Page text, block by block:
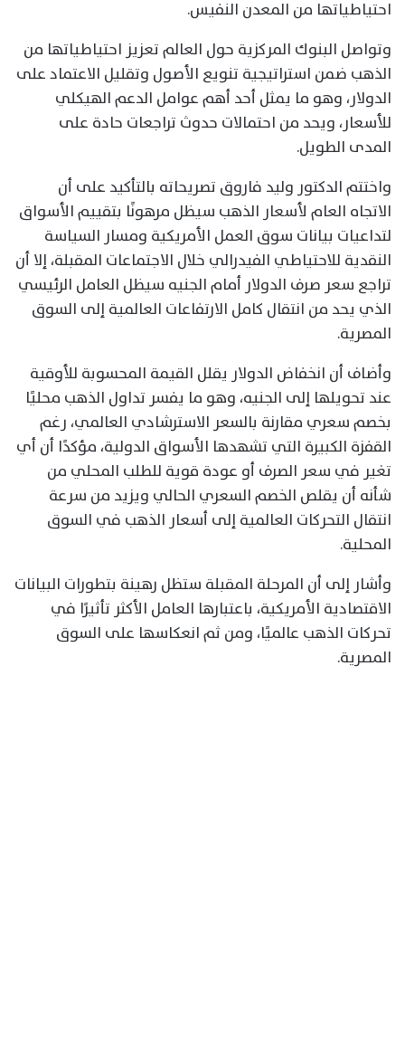
احتياطياتها من المعدن النفيس.
وتواصل البنوك المركزية حول العالم تعزيز احتياطياتها من
الذهب ضمن استراتيجية تنويع الأصول وتقليل الاعتماد على
الدولار، وهو ما يمثل أحد أهم عوامل الدعم الهيكلي
للأسعار، ويحد من احتمالات حدوث تراجعات حادة على
المدى الطويل.
واختتم الدكتور وليد فاروق تصريحاته بالتأكيد على أن
الاتجاه العام لأسعار الذهب سيظل مرهونًا بتقييم الأسواق
لتداعيات بيانات سوق العمل الأمريكية ومسار السياسة
النقدية للاحتياطي الفيدرالي خلال الاجتماعات المقبلة، إلا أن
تراجع سعر صرف الدولار أمام الجنيه سيظل العامل الرئيسي
الذي يحد من انتقال كامل الارتفاعات العالمية إلى السوق
المصرية.
وأضاف أن انخفاض الدولار يقلل القيمة المحسوبة للأوقية
عند تحويلها إلى الجنيه، وهو ما يفسر تداول الذهب محليًا
بخصم سعري مقارنة بالسعر الاسترشادي العالمي، رغم
القفزة الكبيرة التي تشهدها الأسواق الدولية، مؤكدًا أن أي
تغير في سعر الصرف أو عودة قوية للطلب المحلي من
شأنه أن يقلص الخصم السعري الحالي ويزيد من سرعة
انتقال التحركات العالمية إلى أسعار الذهب في السوق
المحلية.
وأشار إلى أن المرحلة المقبلة ستظل رهينة بتطورات البيانات
الاقتصادية الأمريكية، باعتبارها العامل الأكثر تأثيرًا في
تحركات الذهب عالميًا، ومن ثم انعكاسها على السوق
المصرية.